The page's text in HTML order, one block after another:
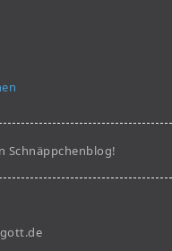
Schnäppchenblog!